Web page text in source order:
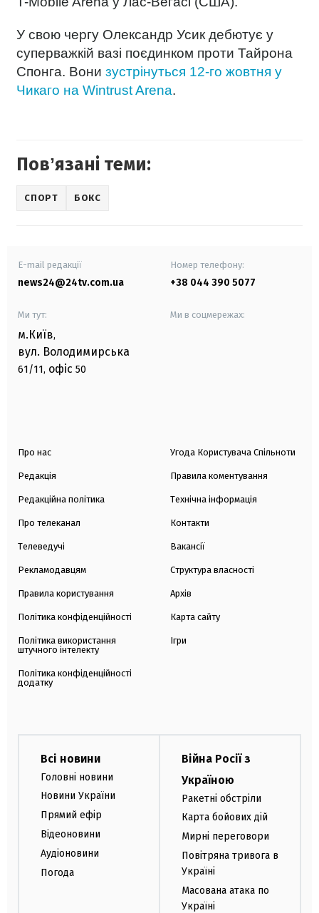
У свою чергу Олександр Усик дебютує у
суперважкій вазі поєдинком проти Тайрона
Спонга. Вони зустрінуться 12-го жовтня у
Чикаго на Wintrust Arena.
Повʼязані теми:
СПОРТ БОКС
E-mail редакції
news24@24tv.com.ua
Номер телефону:
+38 044 390 5077
Ми тут:
м.Київ,
вул. Володимирська
61/11, офіс 50
Ми в соцмережах:
Про нас
Редакція
Редакційна політика
Про телеканал
Телеведучі
Рекламодавцям
Правила користування
Політика конфіденційності
Політика використання
штучного інтелекту
Політика конфіденційності
додатку
Угода Користувача Спільноти
Правила коментування
Технічна інформація
Контакти
Вакансії
Структура власності
Архів
Карта сайту
Ігри
Всі новини
Головні новини
Новини України
Прямий ефір
Відеоновини
Аудіоновини
Погода
Війна Росії з
Україною
Ракетні обстріли
Карта бойових дій
Мирні переговори
Повітряна тривога в
Україні
Масована атака по
Україні